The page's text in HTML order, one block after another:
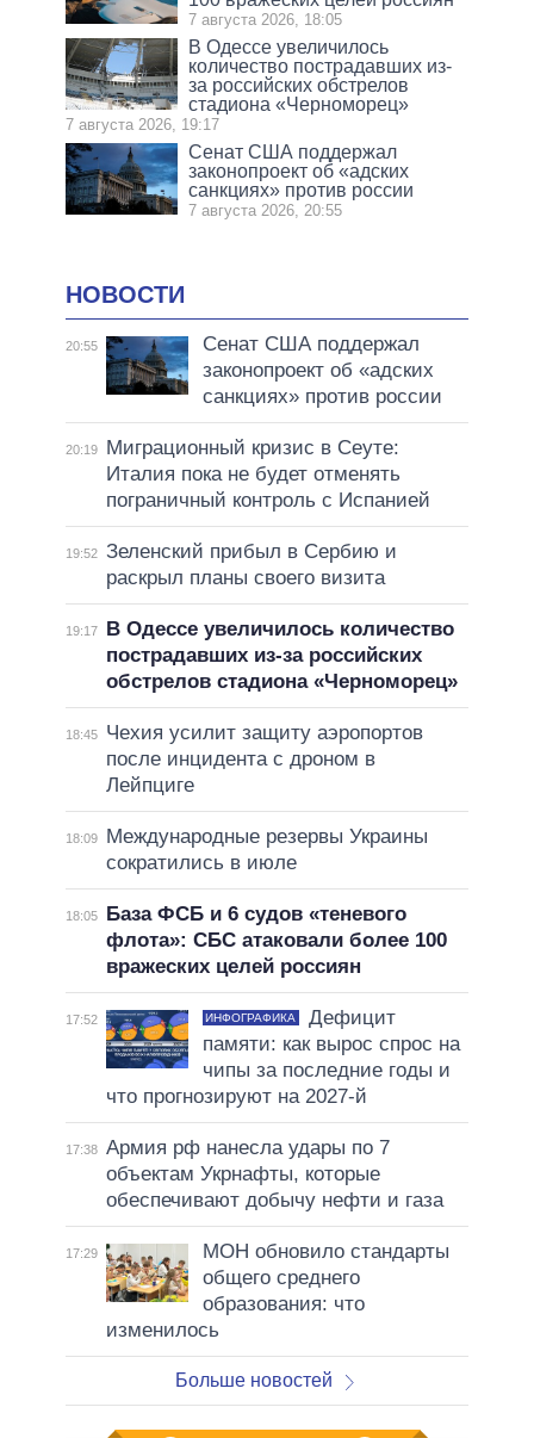
7 августа 2026, 18:05
В Одессе увеличилось
количество пострадавших из-
за российских обстрелов
стадиона «Черноморец»
7 августа 2026, 19:17
Сенат США поддержал
законопроект об «адских
санкциях» против россии
7 августа 2026, 20:55
НОВОСТИ
20:55
Сенат США поддержал
законопроект об «адских
санкциях» против россии
20:19
Миграционный кризис в Сеуте:
Италия пока не будет отменять
пограничный контроль с Испанией
19:52 Зеленский прибыл в Сербию и
раскрыл планы своего визита
19:17
В Одессе увеличилось количество
пострадавших из-за российских
обстрелов стадиона «Черноморец»
18:45
Чехия усилит защиту аэропортов
после инцидента с дроном в
Лейпциге
18:09
Международные резервы Украины
сократились в июле
18:05
База ФСБ и 6 судов «теневого
флота»: СБС атаковали более 100
вражеских целей россиян
17:52 ИНФОГРАФИКА
Дефицит
памяти: как вырос спрос на
чипы за последние годы и
что прогнозируют на 2027-й
17:38 Армия рф нанесла удары по 7
объектам Укрнафты, которые
обеспечивают добычу нефти и газа
17:29
МОН обновило стандарты
общего среднего
образования: что
изменилось
Больше новостей